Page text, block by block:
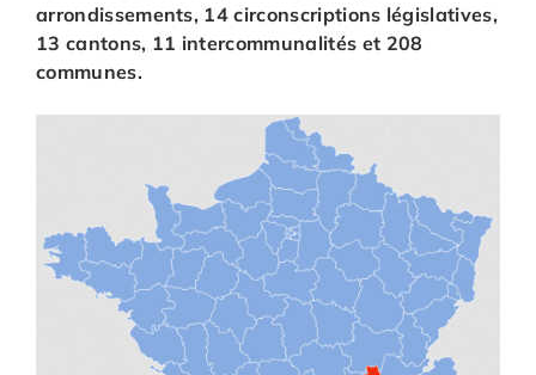
arrondissements, 14 circonscriptions législatives,
13 cantons, 11 intercommunalités et 208
communes.